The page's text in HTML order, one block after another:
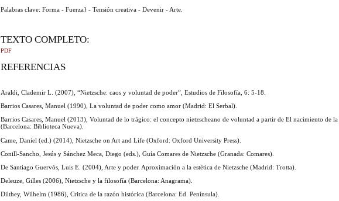
Palabras clave: Forma - Fuerza} - Tensión creativa - Devenir - Arte.
TEXTO COMPLETO:
PDF
REFERENCIAS
Araldi, Clademir L. (2007), “Nietzsche: caos y voluntad de poder”, Estudios de Filosofía, 6: 5-18.
Barrios Casares, Manuel (1990), La voluntad de poder como amor (Madrid: El Serbal).
Barrios Casares, Manuel (2013), Voluntad de lo trágico: el concepto nietzscheano de voluntad a partir de El nacimiento de la
(Barcelona: Biblioteca Nueva).
Came, Daniel (ed.) (2014), Nietzsche on Art and Life (Oxford: Oxford University Press).
Conill-Sancho, Jesús y Sánchez Meca, Diego (eds.), Guía Comares de Nietzsche (Granada: Comares).
De Santiago Guervós, Luis E. (2004), Arte y poder. Aproximación a la estética de Nietzsche (Madrid: Trotta).
Deleuze, Gilles (2006), Nietzsche y la filosofía (Barcelona: Anagrama).
Dilthey, Wilhelm (1986), Critica de la razón histórica (Barcelona: Ed. Península).